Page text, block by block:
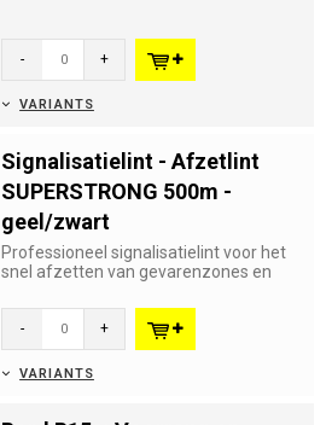
- +
VARIANTS
Signalisatielint - Afzetlint
SUPERSTRONG 500m -
geel/zwart
Professioneel signalisatielint voor het
snel afzetten van gevarenzones en
- +
VARIANTS